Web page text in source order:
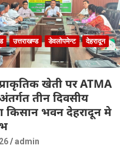
उत्तराखण्ड डेवलोपमेन्ट
देहरादून
खेती पर ATMA
तीन दिवसीय
किसान भवन देहरादून मे
admin